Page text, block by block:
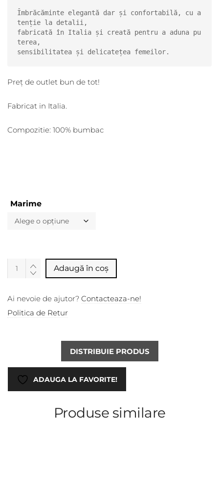
Îmbrăcăminte elegantă dar și confortabilă, cu a
tenție la detalii,
fabricată în Italia și creată pentru a aduna pu
terea,
sensibilitatea și delicatețea femeilor.
Preț de outlet bun de tot!
Fabricat in Italia.
Compozitie: 100% bumbac
Marime
Adaugă în coș
Ai nevoie de ajutor? Contacteaza-ne!
Politica de Retur
DISTRIBUIE PRODUS
ADAUGA LA FAVORITE!
Produse similare